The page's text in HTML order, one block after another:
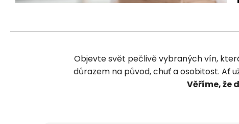
Objevte svět pečlivě vybraných vín,
důrazem na původ, chuť a osobitost. Ať
Věříme, že